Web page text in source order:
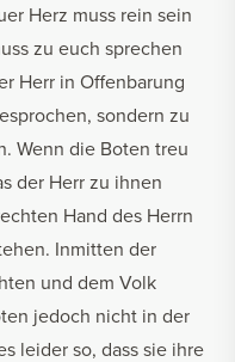
Herz muss rein sein
zu euch sprechen
Herr in Offenbarung
sondern zu
Wenn die Boten treu
der Herr zu ihnen
Hand des Herrn
Inmitten der
und dem Volk
jedoch nicht in der
leider so, dass sie ihre